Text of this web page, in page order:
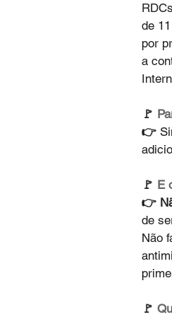
de
por
a
🚩
👉
🚩 E
👉
de
Não
🚩